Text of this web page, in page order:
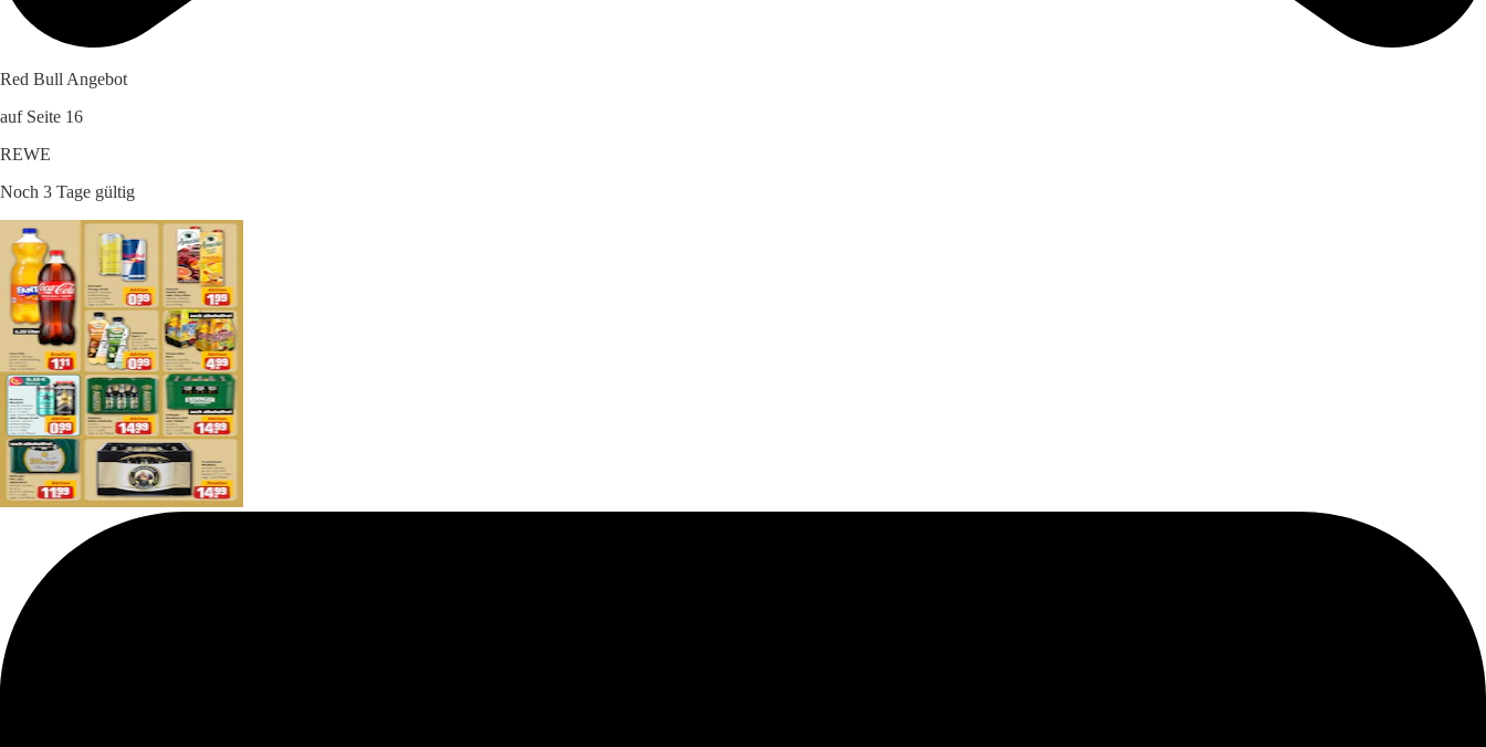
Red Bull Angebot
auf Seite 16
REWE
Noch 3 Tage gültig